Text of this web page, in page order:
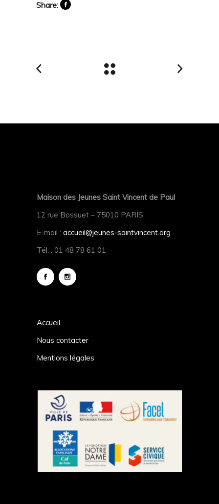
Share:
Maison des Jeunes Saint Vincent de Paul
12 rue Bossuet – 75010 PARIS
E-mail : accueil@jeunes-saintvincent.org
Tél. : 01 48 78 61 01
Accueil
Nous contacter
Mentions légales